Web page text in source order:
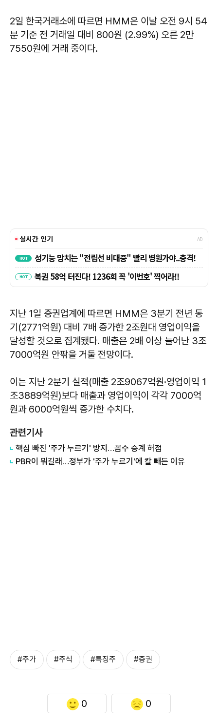
2일 한국거래소에 따르면 HMM은 이날 오전 9시 54
분 기준 전 거래일 대비 800원 (2.99%) 오른 2만
7550원에 거래 중이다.
지난 1일 증권업계에 따르면 HMM은 3분기 전년 동
기(2771억원) 대비 7배 증가한 2조원대 영업이익을
달성할 것으로 집계됐다. 매출은 2배 이상 늘어난 3조
7000억원 안팎을 거둘 전망이다.
이는 지난 2분기 실적(매출 2조9067억원·영업이익 1
조3889억원)보다 매출과 영업이익이 각각 7000억
원과 6000억원씩 증가한 수치다.
관련기사
핵심 빠진 '주가 누르기' 방지…꼼수 승계 허점
PBR이 뭐길래…정부가 '주가 누르기'에 칼 빼든 이유
#주가 #주식 #특징주 #증권
0 0